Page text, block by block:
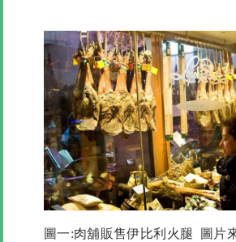
圖一:肉舖販售伊比利火腿 圖片